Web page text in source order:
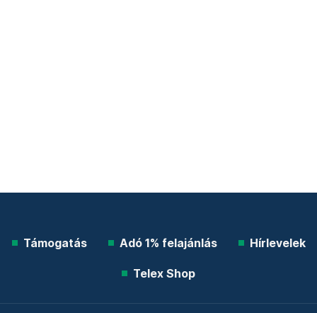
Támogatás Adó 1% felajánlás Hírlevelek
Telex Shop